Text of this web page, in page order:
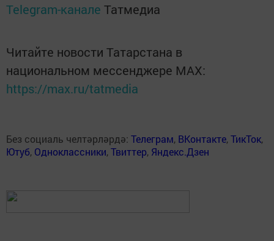
Telegram-канале Татмедиа
Читайте новости Татарстана в
национальном мессенджере MАХ:
https://max.ru/tatmedia
Без социаль челтәрләрдә: Телеграм, ВКонтакте,ТикТок,
Ютуб, Одноклассники,Твиттер, Яндекс.Дзен